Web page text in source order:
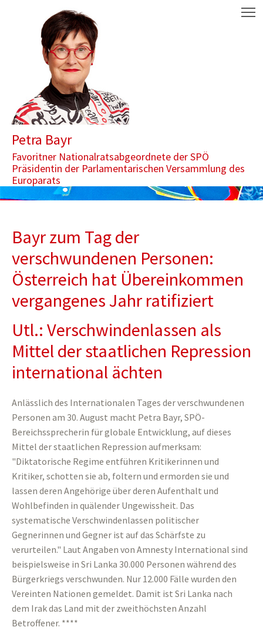
Aktuelle Seite: Bayr zum Tag der verschwundenen Personen:
Petra Bayr
Favoritner Nationalratsabgeordnete der SPÖ
Präsidentin der Parlamentarischen Versammlung des
Europarats
Bayr zum Tag der
verschwundenen Personen:
Österreich hat Übereinkommen
vergangenes Jahr ratifiziert
Utl.: Verschwindenlassen als
Mittel der staatlichen Repression
international ächten
Anlässlich des Internationalen Tages der verschwundenen
Personen am 30. August macht Petra Bayr, SPÖ-
Bereichssprecherin für globale Entwicklung, auf dieses
Mittel der staatlichen Repression aufmerksam:
"Diktatorische Regime entführen Kritikerinnen und
Kritiker, schotten sie ab, foltern und ermorden sie und
lassen deren Angehörige über deren Aufenthalt und
Wohlbefinden in quälender Ungewissheit. Das
systematische Verschwindenlassen politischer
Gegnerinnen und Gegner ist auf das Schärfste zu
verurteilen." Laut Angaben von Amnesty International sind
beispielsweise in Sri Lanka 30.000 Personen während des
Bürgerkriegs verschwunden. Nur 12.000 Fälle wurden den
Vereinten Nationen gemeldet. Damit ist Sri Lanka nach
dem Irak das Land mit der zweithöchsten Anzahl
Betroffener. ****